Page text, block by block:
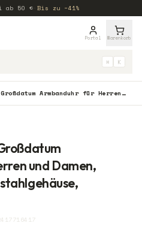
ab 50 € Bis zu −41%
Portal Warenkorb
⌘ K
STERNGLAS Naos Großdatum Armbanduhr für Herren und Damen, silberfarbenes Edelstahlgehäuse, schwarzes
und Damen,